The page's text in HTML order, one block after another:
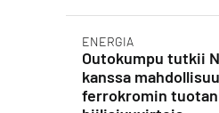
ENERGIA
Outokumpu tutkii
kanssa
ferrokromin